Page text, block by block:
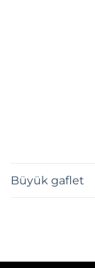
Büyük gaflet